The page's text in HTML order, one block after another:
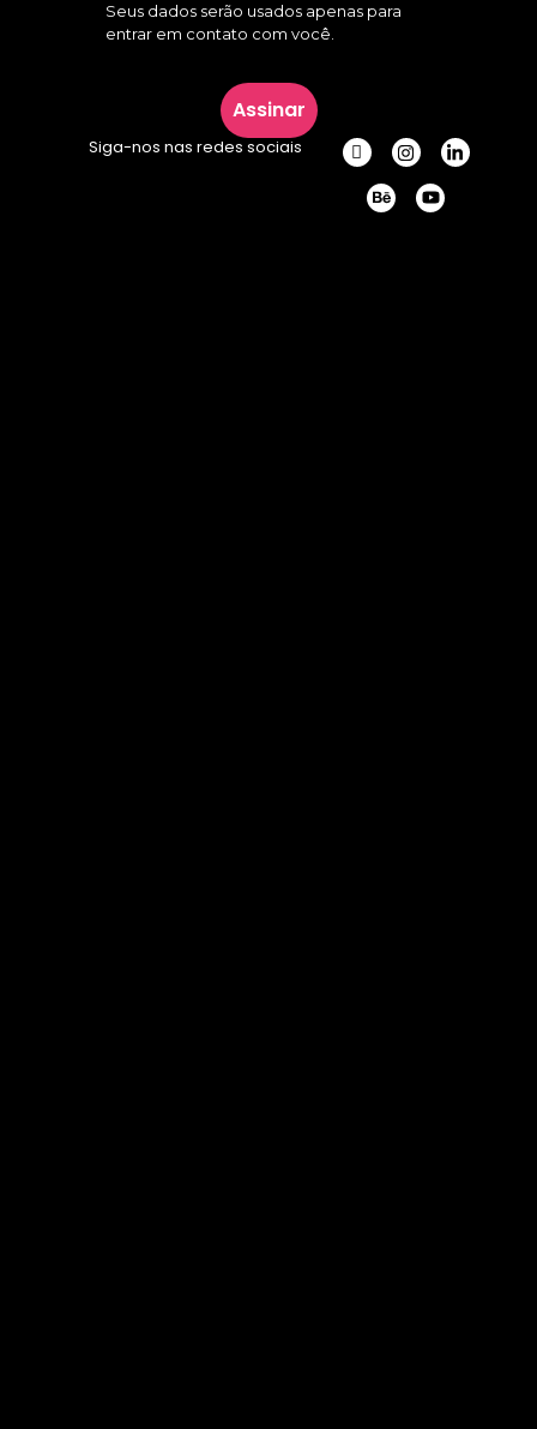
Seus dados serão usados apenas para
entrar em contato com você.
Assinar
Siga-nos nas redes sociais